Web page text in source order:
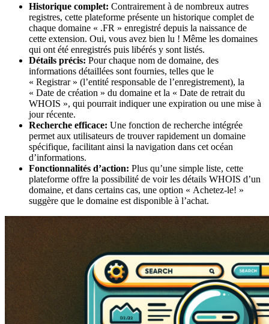
Historique complet: Contrairement à de nombreux autres
registres, cette plateforme présente un historique complet de
chaque domaine « .FR » enregistré depuis la naissance de
cette extension. Oui, vous avez bien lu ! Même les domaines
qui ont été enregistrés puis libérés y sont listés.
Détails précis: Pour chaque nom de domaine, des
informations détaillées sont fournies, telles que le
« Registrar » (l’entité responsable de l’enregistrement), la
« Date de création » du domaine et la « Date de retrait du
WHOIS », qui pourrait indiquer une expiration ou une mise à
jour récente.
Recherche efficace: Une fonction de recherche intégrée
permet aux utilisateurs de trouver rapidement un domaine
spécifique, facilitant ainsi la navigation dans cet océan
d’informations.
Fonctionnalités d’action: Plus qu’une simple liste, cette
plateforme offre la possibilité de voir les détails WHOIS d’un
domaine, et dans certains cas, une option « Achetez-le! »
suggère que le domaine est disponible à l’achat.